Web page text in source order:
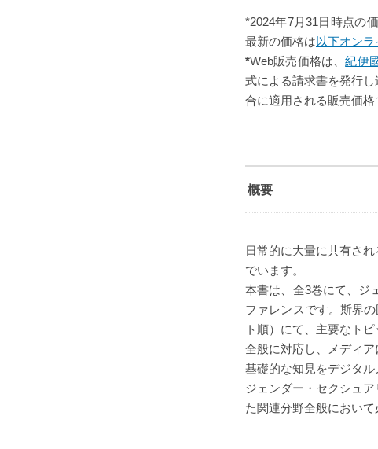
*2024年7月31日時点の
最新の価格は以下オン
*Web販売価格は、紀伊
式による請求書を発行
合に適用される販売価格
概要
日常的に大量に共有さ
でいます。
本書は、全3巻にて、ジ
ファレンスです。斯界
ト順）にて、主要なト
全般に対応し、メディ
基礎的な知見をデジタル
ジェンダー・セクシュ
た関連分野全般におい